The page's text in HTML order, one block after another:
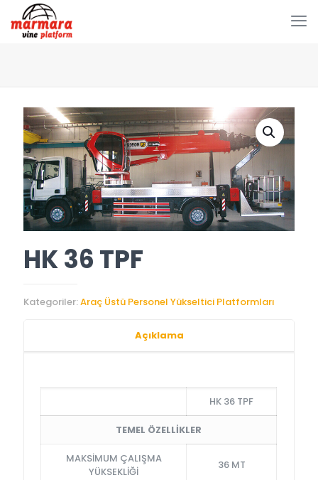
HK 36 TPF
Kategoriler:Araç Üstü Personel Yükseltici Platformları
Açıklama
HK 36 TPF
TEMEL ÖZELLİKLER
MAKSİMUM ÇALIŞMA
YÜKSEKLİĞİ
36 MT